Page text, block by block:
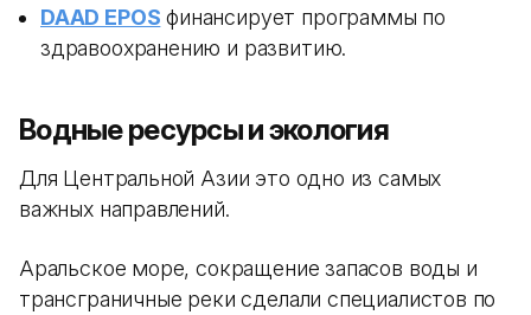
DAAD EPOS финансирует программы по
здравоохранению и развитию.
Водные ресурсы и экология
Для Центральной Азии это одно из самых
важных направлений.
Аральское море, сокращение запасов воды и
трансграничные реки сделали специалистов по